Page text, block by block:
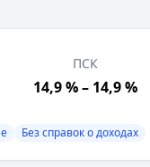
Без
ПСК
14,9 % – 14,9 %
Без справок о доходах